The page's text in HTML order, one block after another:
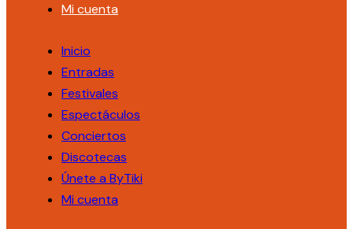
Mi cuenta
Inicio
Entradas
Festivales
Espectáculos
Conciertos
Discotecas
Únete a ByTiki
Mi cuenta